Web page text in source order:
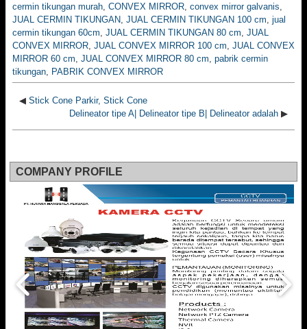
cermin tikungan murah, CONVEX MIRROR, convex mirror galvanis,
JUAL CERMIN TIKUNGAN, JUAL CERMIN TIKUNGAN 100 cm, jual
cermin tikungan 60cm, JUAL CERMIN TIKUNGAN 80 cm, JUAL
CONVEX MIRROR, JUAL CONVEX MIRROR 100 cm, JUAL CONVEX
MIRROR 60 cm, JUAL CONVEX MIRROR 80 cm, pabrik cermin
tikungan, PABRIK CONVEX MIRROR
◀ Stick Cone Parkir, Stick Cone
Delineator tipe A| Delineator tipe B| Delineator adalah ▶
COMPANY PROFILE